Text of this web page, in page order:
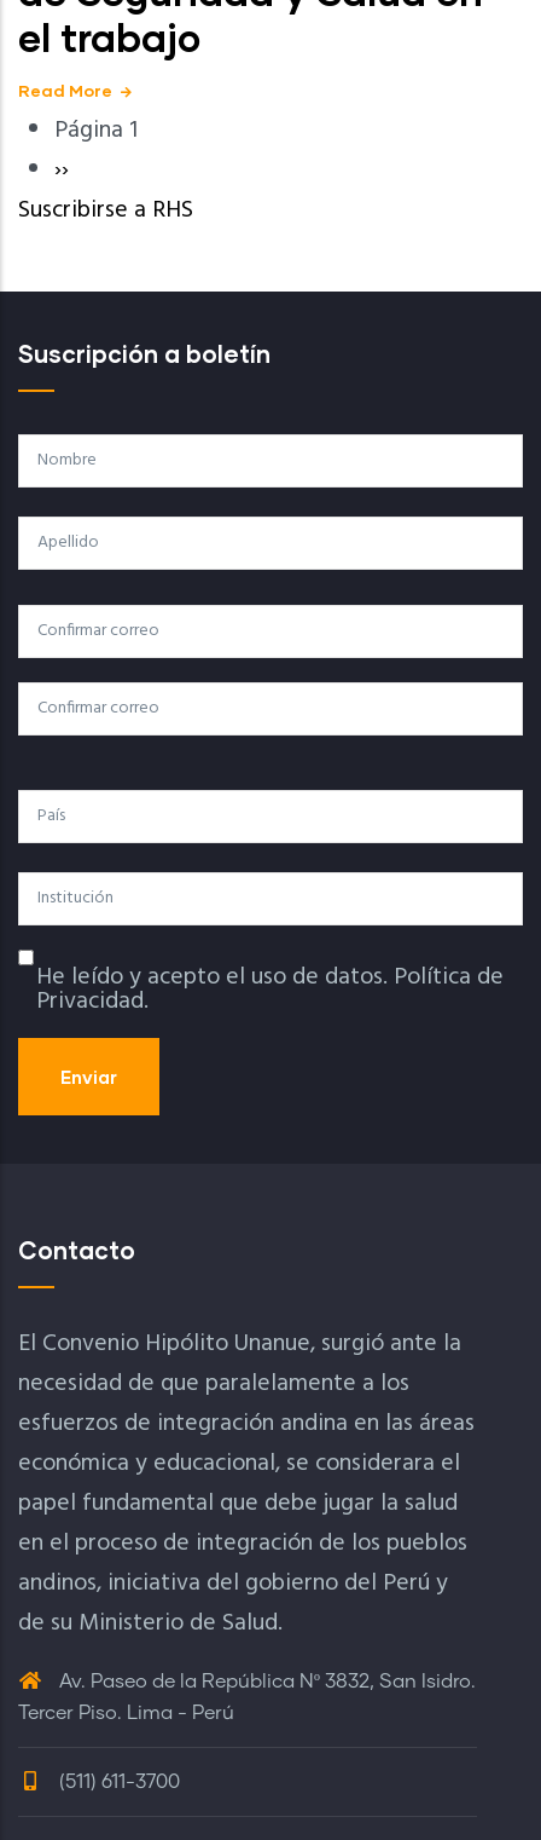
el trabajo
Read More
Paginación
Página 1
Siguiente
página
››
Suscribirse a RHS
Suscripción a boletín
Nombre
Apellido
Correo
Electrónico
Correo Electrónico
Confirmar Correo
País
Institución
Política De Privacidad
He leído y acepto el uso de datos. Política de
Privacidad.
Contacto
El Convenio Hipólito Unanue, surgió ante la
necesidad de que paralelamente a los
esfuerzos de integración andina en las áreas
económica y educacional, se considerara el
papel fundamental que debe jugar la salud
en el proceso de integración de los pueblos
andinos, iniciativa del gobierno del Perú y
de su Ministerio de Salud.
Av. Paseo de la República Nº 3832, San Isidro.
Tercer Piso. Lima - Perú
(511) 611-3700